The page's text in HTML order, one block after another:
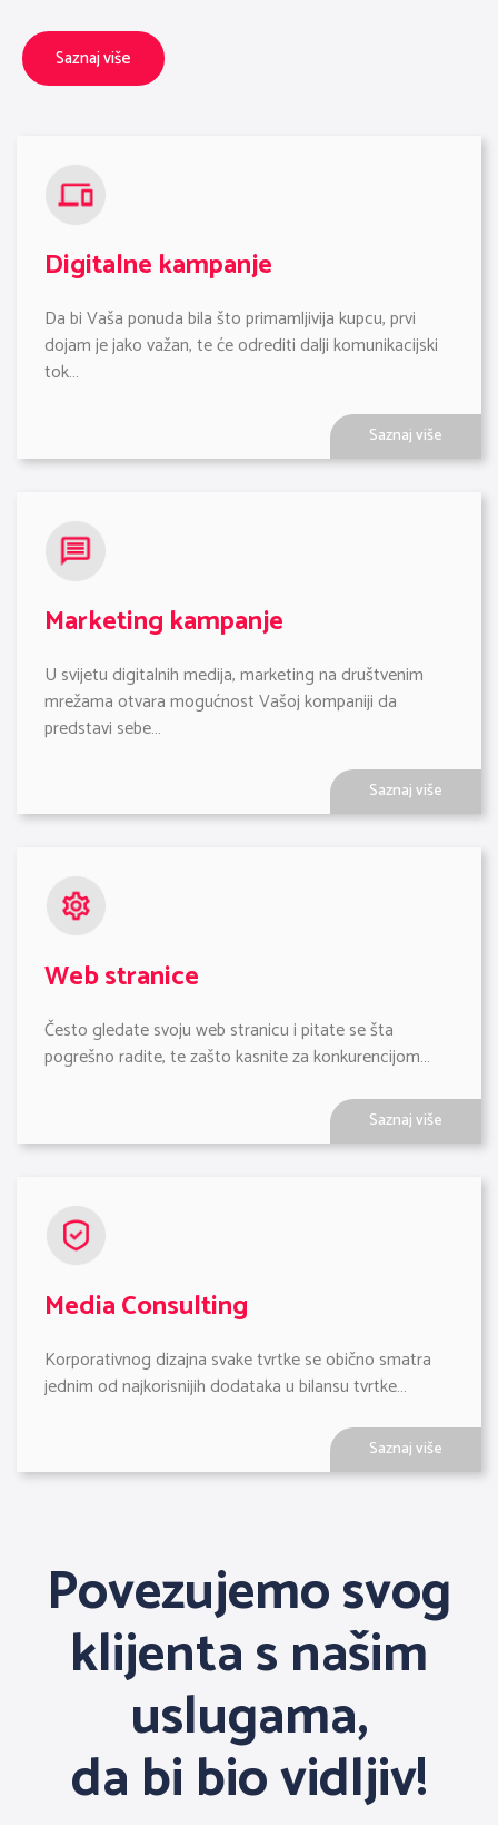
Saznaj više
Digitalne kampanje
Da bi Vaša ponuda bila što primamljivija kupcu, prvi
dojam je jako važan, te će odrediti dalji komunikacijski
tok…
Saznaj više
Marketing kampanje
U svijetu digitalnih medija, marketing na društvenim
mrežama otvara mogućnost Vašoj kompaniji da
predstavi sebe…
Saznaj više
Web stranice
Često gledate svoju web stranicu i pitate se šta
pogrešno radite, te zašto kasnite za konkurencijom…
Saznaj više
Media Consulting
Korporativnog dizajna svake tvrtke se obično smatra
jednim od najkorisnijih dodataka u bilansu tvrtke…
Saznaj više
Povezujemo svog
klijenta s našim
uslugama,
da bi bio vidljiv!